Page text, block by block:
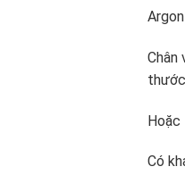
Chân
Hoặc
Có